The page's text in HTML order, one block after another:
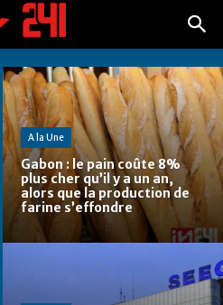
A la Une
Gabon : le pain coûte 8%
plus cher qu’il y a un an,
alors que la production de
farine s’effondre